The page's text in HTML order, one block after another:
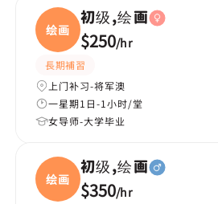
绘画
初级,绘画
$250/hr
長期補習
上门补习-将军澳
一星期1日-1小时/堂
女导师-大学毕业
绘画
初级,绘画
$350/hr